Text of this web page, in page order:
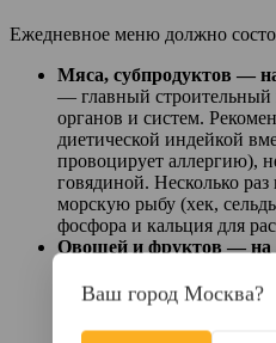
Ваш город Москва?
Ежедневное меню должно
Мяса, субпродуктов —
— главный строительный
органов и систем.
диетической индейкой
провоцирует аллергию),
говядиной. Несколько
морскую рыбу (хек,
фосфора и кальция для
Овощей и фруктов — на
брокколи, шпинат,
организм минералами и
нормальную кишечную
питательных веществ в